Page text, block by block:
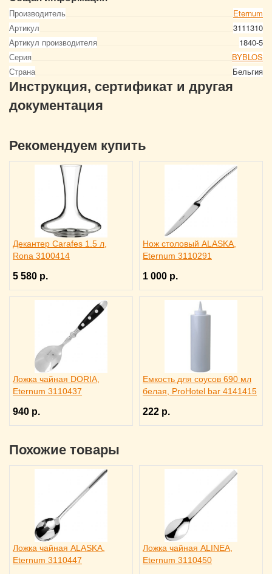
Производитель
Eternum
Артикул
3111310
Артикул производителя
1840-5
Серия
BYBLOS
Страна
Бельгия
Инструкция, сертификат и другая
документация
Рекомендуем купить
Декантер Carafes 1.5 л,
Rona 3100414
5 580 р.
Нож столовый ALASKA,
Eternum 3110291
1 000 р.
Ложка чайная DORIA,
Eternum 3110437
940 р.
Емкость для соусов 690 мл
белая, ProHotel bar 4141415
222 р.
Похожие товары
Ложка чайная ALASKA,
Eternum 3110447
Ложка чайная ALINEA,
Eternum 3110450